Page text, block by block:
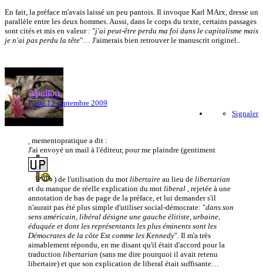
En fait, la préface m'avais laissé un peu pantois. Il invoque Karl MArx, dresse un
parallèle entre les deux hommes. Aussi, dans le corps du texte, certains passages
sont cités et mis en valeur : "j'ai peut-être perdu ma foi dans le capitalisme mais
je n'ai pas perdu la tête"… J'aimerais bien retrouver le manuscrit originel..
Apollon
Posté12 septembre 2009
Signaler
mementopratique a dit :
J'ai envoyé un mail à l'éditeur, pour me plaindre (gentiment
) de l'utilisation du mot libertaire au lieu de libertarian
et du manque de réelle explication du mot liberal , rejetée à une
annotation de bas de page de la préface, et lui demander s'il
n'aurait pas été plus simple d'utiliser social-démocrate: "dans son
sens américain, libéral désigne une gauche élitiste, urbaine,
éduquée et dont les représentants les plus éminents sont les
Démocrates de la côte Est comme les Kennedy". Il m'a très
aimablement répondu, en me disant qu'il était d'accord pour la
traduction libertarian (sans me dire pourquoi il avait retenu
libertaire) et que son explication de liberal était suffisante…